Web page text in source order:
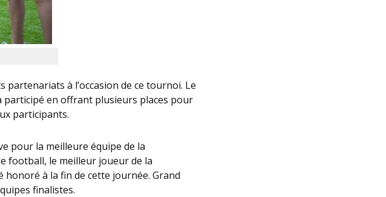
partenariats à l’occasion de ce tournoi. Le
participé en offrant plusieurs places pour
participants.
pour la meilleure équipe de la
football, le meilleur joueur de la
à la fin de cette journée. Grand
finalistes.